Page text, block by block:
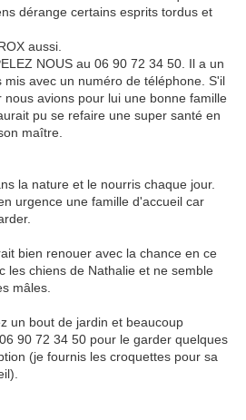
dérange certains esprits tordus et
aussi.
NOUS au 06 90 72 34 50. Il a un
mis avec un numéro de téléphone. S'il
avions pour lui une bonne famille
pu se refaire une super santé en
maître.
la nature et le nourris chaque jour.
urgence une famille d'accueil car
bien renouer avec la chance en ce
les chiens de Nathalie et ne semble
mâles.
un bout de jardin et beaucoup
90 72 34 50 pour le garder quelques
(je fournis les croquettes pour sa